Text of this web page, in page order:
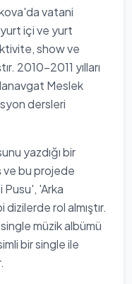
vatani
içi ve yurt
show ve
2010-2011 yılları
Meslek
dersleri
yazdığı bir
ve bu projede
Pusu', 'Arka
rol almıştır.
müzik albümü
bir single ile